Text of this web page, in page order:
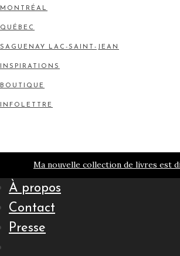
MONTRÉAL
QUÉBEC
SAGUENAY LAC-SAINT-JEAN
INSPIRATIONS
BOUTIQUE
INFOLETTRE
Ma nouvelle collection de livres est
À propos
Contact
Presse